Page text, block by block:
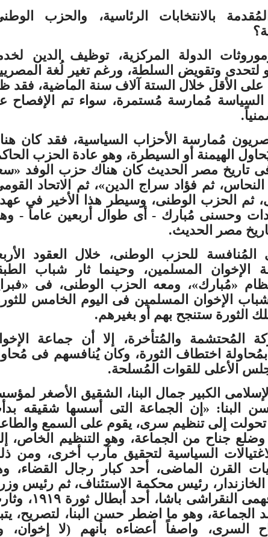
بالانتخابات الرئاسية، والحزب
الدولة المركزية، توظيف الدين
لتحدى وتقويض السلطة، ورغم تغير لُغة
على الأقل خلال الستة آلاف سنة الماضية، فقد
السياسة مُمارسة مُستمرة، سواء تم الإفصاح
مُمارسة الأحزاب السياسية، فقد كان
الهيمنة أو السيطرة، وهو عادة الحزب
تاريخ مصر الحديث كان هناك حزب الوفد
ثم فؤاد سراج الدين»، ثم الاتحاد
ثم الحزب الوطنى، وسيطر هذا الأخير فى
وحسنى مُبارك - أى طوال أربعين عاماً -
مصر الحديث.
للحزب الوطنى، خلال العقود
الإخوان المسلمين، وحينما ثار شباب
«مُبارك»، ومعه الحزب الوطنى، فى
شباب الإخوان المسلمين فى اليوم الخامس
الثورة ستنجح بهم أو بغيرهم.
المُحتشمة والمُتأخرة، إلا أن جماعة
اختطاف الثورة، وكان يُنافسهم فى
الأعلى للقوات المُسلحة.
الكبير جمال البنا، الشقيق الأصغر
البنا: «إن الجماعة التى أسسها شقيقه
تحولت إلى تنظيم سرى، يقوم على السمع
وضلع جناح من الجماعة، وهو التنظيم الخاص،
السياسية لتحقيق مآرب أخرى، ومن
القرن الماضى، أحد كبار رجال القضاء،
رئيس محكمة الاستئناف، ثم رئيس
مصر، وهو محمود فهمى النقراشى باشا، أحد
الجماعة، وهو ما اضطر حسن البنا، لتصريح،
السرى، واصفاً أعضاءه بأنهم (لا إخوان،